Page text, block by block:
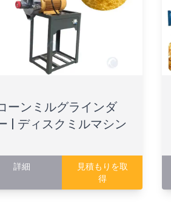
ーンミルグラインダ
| ディスクミルマシン
詳細
見積もりを取
得